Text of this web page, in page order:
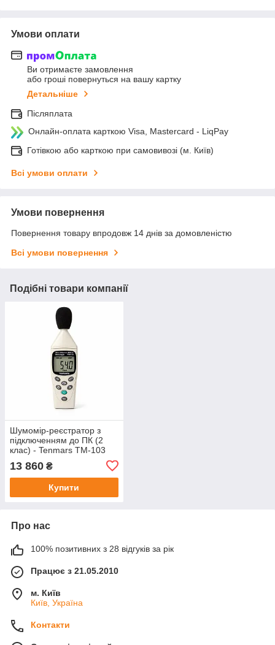
Умови оплати
Ви отримаєте замовлення
або гроші повернуться на вашу картку
Детальніше
Післяплата
Онлайн-оплата карткою Visa, Mastercard - LiqPay
Готівкою або карткою при самовивозі (м. Київ)
Всі умови оплати
Умови повернення
Повернення товару впродовж 14 днів за домовленістю
Всі умови повернення
Подібні товари компанії
Шумомір-реєстратор з
підключенням до ПК (2
клас) - Tenmars TM-103
13 860 ₴
Купити
Про нас
100% позитивних з 28 відгуків за рік
Працює з 21.05.2010
м. Київ
Київ, Україна
Контакти